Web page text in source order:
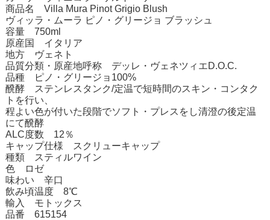
商品名 Villa Mura Pinot Grigio Blush
ヴィッラ・ムーラ ピノ・グリージョ ブラッシュ
容量 750ml
原産国 イタリア
地方 ヴェネト
品質分類・原産地呼称 デッレ・ヴェネツィエD.O.C.
品種 ピノ・グリージョ100%
醗酵 ステンレスタンク/定温で短時間のスキン・コンタク
トを行い、
程よい色が付いた段階でソフト・プレスをし清澄の後定温
にて醗酵
ALC度数 12％
キャップ仕様 スクリューキャップ
種類 スティルワイン
色 ロゼ
味わい 辛口
飲み頃温度 8℃
輸入 モトックス
品番 615154